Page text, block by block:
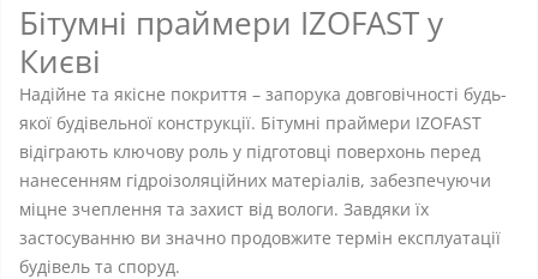
Бітумні праймери IZOFAST у
Києві
Надійне та якісне покриття – запорука довговічності будь-
якої будівельної конструкції. Бітумні праймери IZOFAST
відіграють ключову роль у підготовці поверхонь перед
нанесенням гідроізоляційних матеріалів, забезпечуючи
міцне зчеплення та захист від вологи. Завдяки їх
застосуванню ви значно продовжите термін експлуатації
будівель та споруд.